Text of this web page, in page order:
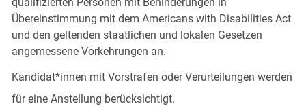
Übereinstimmung mit dem Americans with Disabilities Act
und den geltenden staatlichen und lokalen Gesetzen
angemessene Vorkehrungen an.
Kandidat*innen mit Vorstrafen oder Verurteilungen werden
für eine Anstellung berücksichtigt.